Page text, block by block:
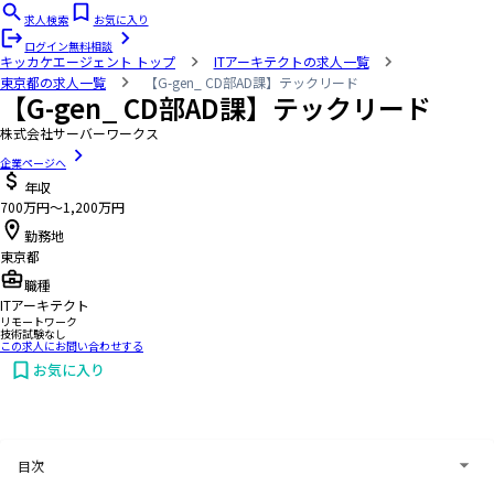
求人検索
お気に入り
ログイン無料相談
キッカケエージェント トップ
ITアーキテクトの求人一覧
東京都の求人一覧
【G-gen_ CD部AD課】テックリード
【G-gen_ CD部AD課】テックリード
株式会社サーバーワークス
企業ページへ
年収
700万円〜1,200万円
勤務地
東京都
職種
ITアーキテクト
リモートワーク
技術試験なし
この求人にお問い合わせする
お気に入り
目次